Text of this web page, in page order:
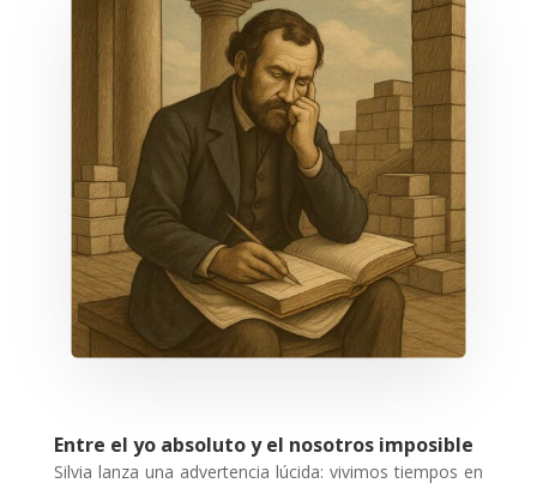
Entre el yo absoluto y el nosotros imposible
Silvia lanza una advertencia lúcida: vivimos tiempos en